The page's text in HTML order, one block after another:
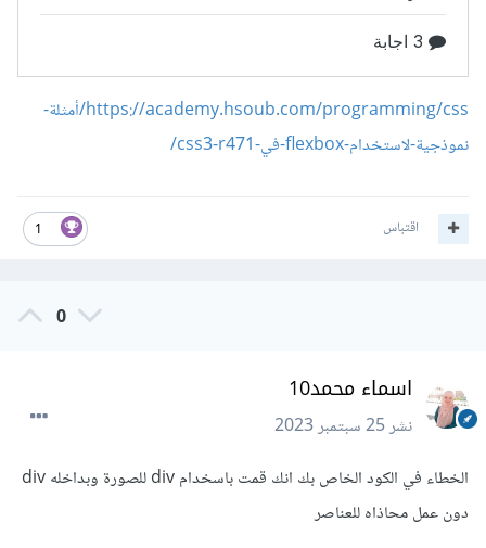
https://academy.hsoub.com/programming/css/أمثلة-
نموذجية-لاستخدام-flexbox-في-css3-r471/
1 اقتباس
0
اسماء محمد10
نشر25 سبتمبر 2023
الخطاء في الكود الخاص بك انك قمت باسخدام div للصورة وبداخله div
دون عمل محاذاه للعناصر